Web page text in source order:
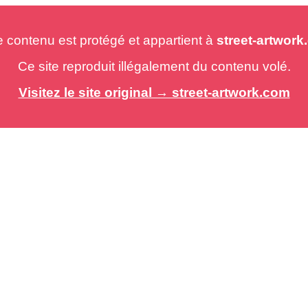
est protégé et appartient à street-
Ce site reproduit illégalement du contenu volé.
Visitez le site original → street-artwork.com